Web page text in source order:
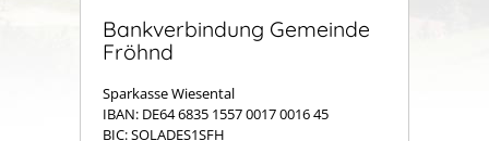
Bankverbindung Gemeinde
Fröhnd
Sparkasse Wiesental
IBAN: DE64 6835 1557 0017 0016 45
BIC: SOLADES1SFH